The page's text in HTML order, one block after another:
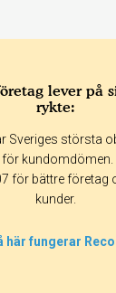
lever på
rykte:
Sveriges största
kundomdömen.
för bättre företag
kunder.
här fungerar Reco